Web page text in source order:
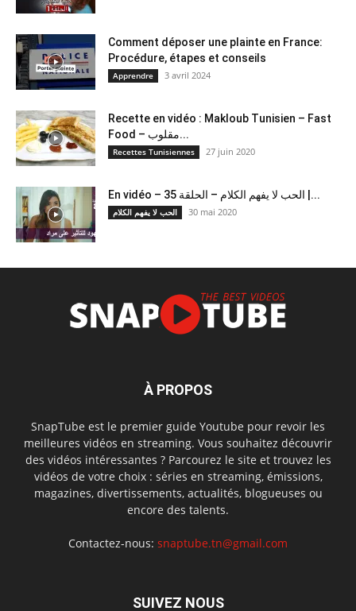
Comment déposer une plainte en France:
Procédure, étapes et conseils
Apprendre 3 avril 2024
Recette en vidéo : Makloub Tunisien – Fast
Food – مقلوب...
Recettes Tunisiennes 27 juin 2020
En vidéo – الحب لا يفهم الكلام – الحلقة 35 |...
الحب لا يفهم الكلام 30 mai 2020
À PROPOS
SnapTube est le premier guide Youtube pour revoir les
meilleures vidéos en streaming. Vous souhaitez découvrir
des vidéos intéressantes ? Parcourez le site et trouvez les
vidéos de votre choix : séries en streaming, émissions,
magazines, divertissements, actualités, blogueuses ou
encore des talents.
Contactez-nous: snaptube.tn@gmail.com
SUIVEZ NOUS